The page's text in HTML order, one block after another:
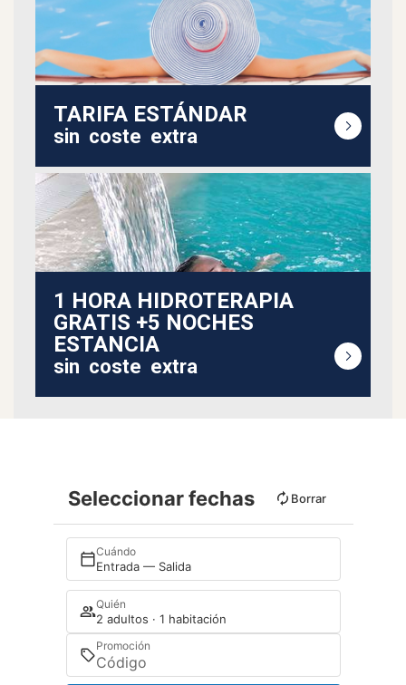
TARIFA ESTÁNDAR
sin coste extra
1 HORA HIDROTERAPIA
GRATIS +5 NOCHES
ESTANCIA
sin coste extra
Seleccionar fechas Borrar
Cuándo
Entrada — Salida
Quién
2 adultos · 1 habitación
Promoción